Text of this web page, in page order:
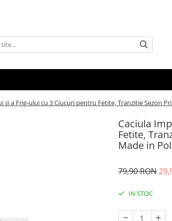
si a Frig-ului cu 3 Ciucuri pentru Fetite, Tranzitie Sezon
Caciula
Fetite,
Made in
79,90 RON
IN STOC